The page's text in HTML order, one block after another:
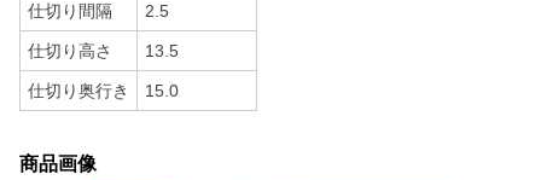
仕切り間隔 2.5
仕切り高さ 13.5
仕切り奥行き 15.0
商品画像